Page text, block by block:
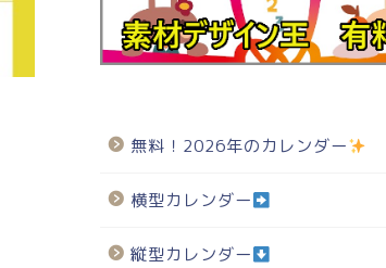
無料！2026年のカレンダー
横型カレンダー
縦型カレンダー